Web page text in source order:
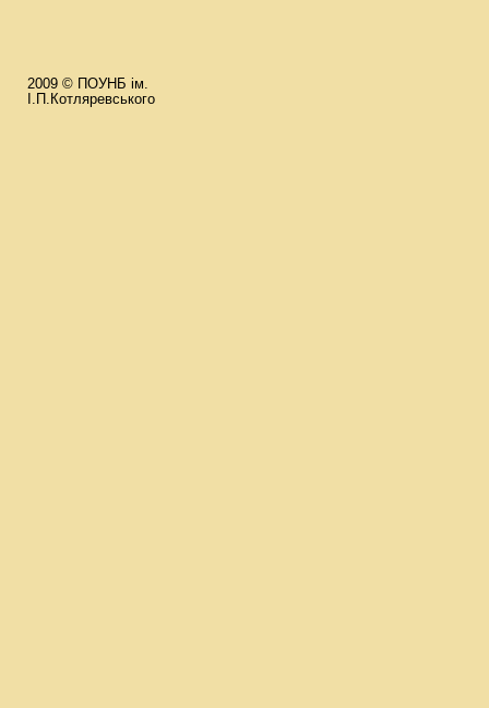
2009 © ПОУНБ ім.
І.П.Котляревського